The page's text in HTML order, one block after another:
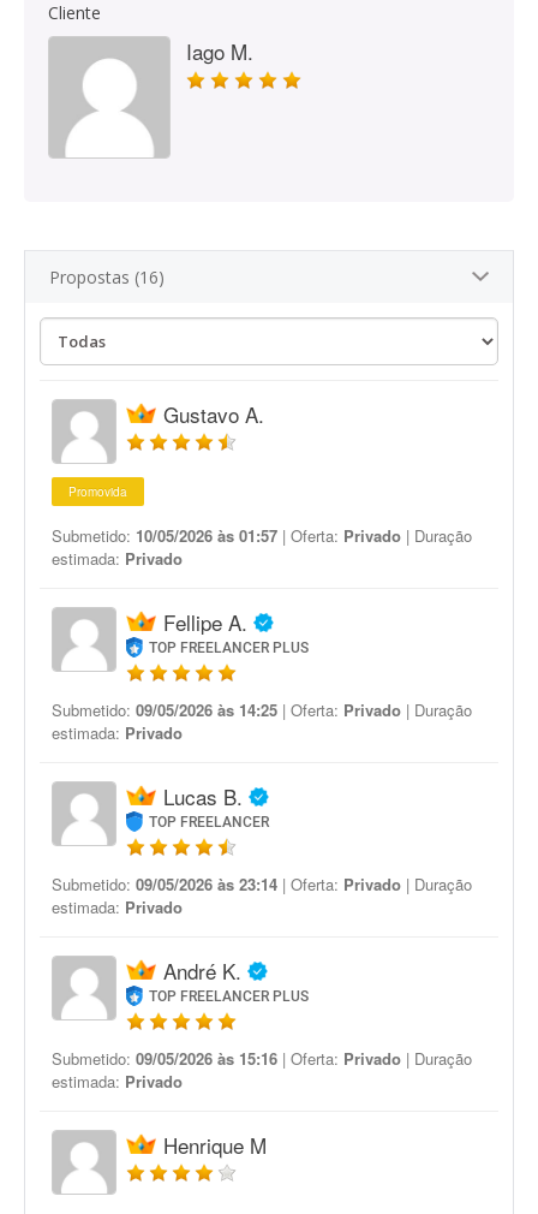
Cliente
Iago M.
Propostas (16)
Gustavo A.
Promovida
Submetido: 10/05/2026 às 01:57 | Oferta: Privado | Duração
estimada: Privado
Fellipe A.
TOP FREELANCER PLUS
Submetido: 09/05/2026 às 14:25 | Oferta: Privado | Duração
estimada: Privado
Lucas B.
TOP FREELANCER
Submetido: 09/05/2026 às 23:14 | Oferta: Privado | Duração
estimada: Privado
André K.
TOP FREELANCER PLUS
Submetido: 09/05/2026 às 15:16 | Oferta: Privado | Duração
estimada: Privado
Henrique M